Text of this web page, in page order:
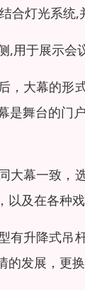
合灯光系统
,用于展示
，大幕的
是舞台的门
大幕一致
及在各种
有升降式
发展，更